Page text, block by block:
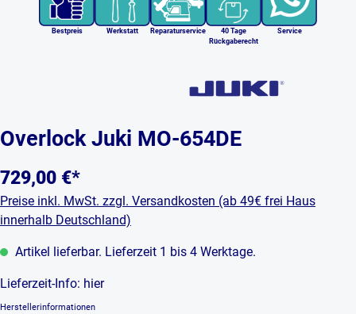
Bestpreis Werkstatt Reparaturservice
40 Tage
Rückgaberecht
Service
Overlock Juki MO-654DE
729,00 €*
Preise inkl. MwSt. zzgl. Versandkosten (ab 49€ frei Haus
innerhalb Deutschland)
Artikel lieferbar. Lieferzeit 1 bis 4 Werktage.
Lieferzeit-Info: hier
Herstellerinformationen